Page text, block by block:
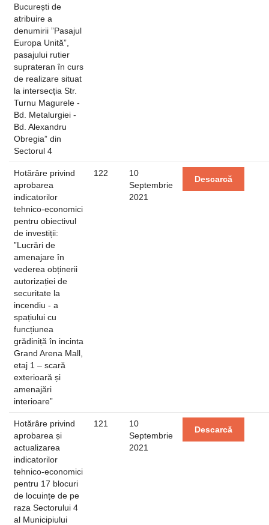
București de
atribuire a
denumirii ”Pasajul
Europa Unită”,
pasajului rutier
suprateran în curs
de realizare situat
la intersecția Str.
Turnu Magurele -
Bd. Metalurgiei -
Bd. Alexandru
Obregia” din
Sectorul 4
Hotărâre privind
aprobarea
indicatorilor
tehnico-economici
pentru obiectivul
de investiții:
”Lucrări de
amenajare în
vederea obținerii
autorizației de
securitate la
incendiu - a
spațiului cu
funcțiunea
grădiniță în incinta
Grand Arena Mall,
etaj 1 – scară
exterioară și
amenajări
interioare”
122
10
Septembrie
2021
Descarcă
Hotărâre privind
aprobarea și
actualizarea
indicatorilor
tehnico-economici
pentru 17 blocuri
de locuințe de pe
raza Sectorului 4
al Municipiului
121
10
Septembrie
2021
Descarcă